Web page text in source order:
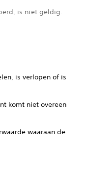
is niet geldig.
is verlopen of is
komt niet overeen
waaraan de